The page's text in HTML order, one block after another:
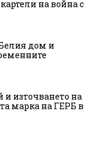
на война с
дом и
и източването на
марка на ГЕРБ в